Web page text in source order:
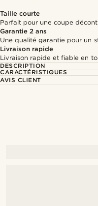
Taille courte
Parfait pour une coupe
Garantie 2 ans
Une qualité garantie pour un
Livraison rapide
Livraison rapide et fiable en
DESCRIPTION
CARACTÉRISTIQUES
AVIS CLIENT